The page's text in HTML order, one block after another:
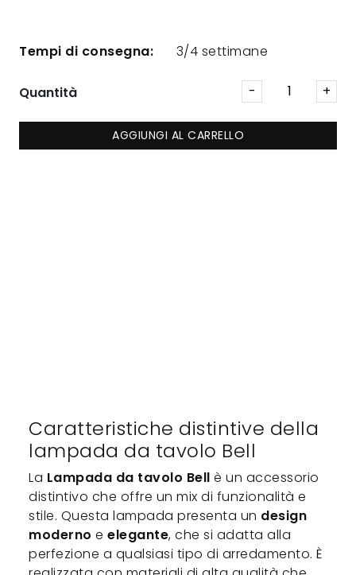
Caratteristiche distintive della
lampada da tavolo Bell
La Lampada da tavolo Bell è un accessorio
distintivo che offre un mix di funzionalità e
stile. Questa lampada presenta un design
moderno e elegante, che si adatta alla
perfezione a qualsiasi tipo di arredamento. È
Tempi di consegna: 3/4 settimane
Quantità
AGGIUNGI AL CARRELLO